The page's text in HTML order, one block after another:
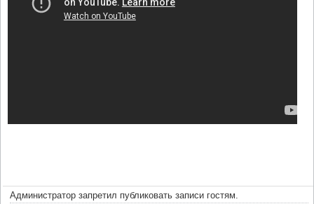
Администратор запретил публиковать записи гостям.